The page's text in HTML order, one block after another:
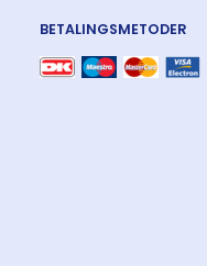
BETALINGSMETODER